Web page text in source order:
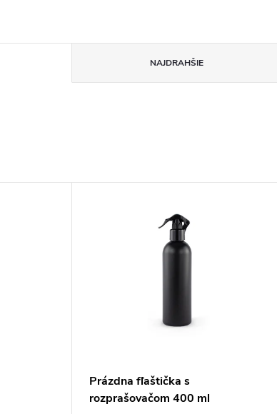
NAJDRAHŠIE
Prázdna fľaštička s
rozprašovačom 400 ml